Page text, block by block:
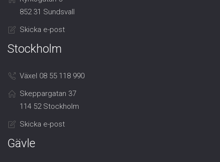
852 31 Sundsvall
Skicka e-post
Stockholm
Växel 08 55 118 990
Skeppargatan 37
114 52 Stockholm
Skicka e-post
Gävle